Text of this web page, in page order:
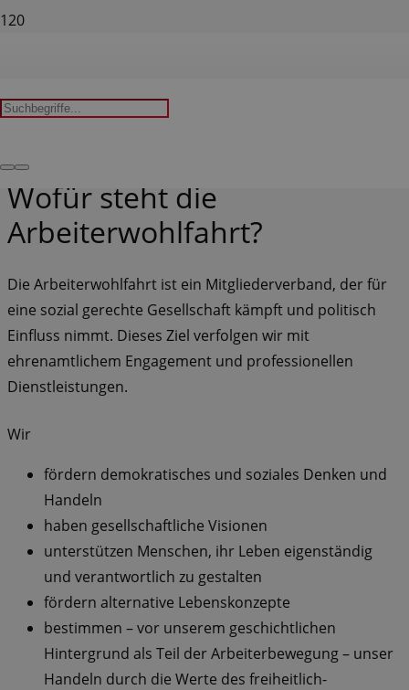
Leitsätze
Wofür steht die
Arbeiterwohlfahrt?
Die Arbeiterwohlfahrt ist ein Mitgliederverband, der für
eine sozial gerechte Gesellschaft kämpft und politisch
Einfluss nimmt. Dieses Ziel verfolgen wir mit
ehrenamtlichem Engagement und professionellen
Dienstleistungen.
Wir
fördern demokratisches und soziales Denken und
Handeln
haben gesellschaftliche Visionen
unterstützen Menschen, ihr Leben eigenständig
und verantwortlich zu gestalten
fördern alternative Lebenskonzepte
bestimmen – vor unserem geschichtlichen
Hintergrund als Teil der Arbeiterbewegung – unser
Handeln durch die Werte des freiheitlich-